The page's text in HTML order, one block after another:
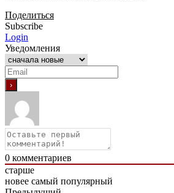
Поделиться
Subscribe
Login
Уведомления
0 комментариев
старше
новее самый популярный